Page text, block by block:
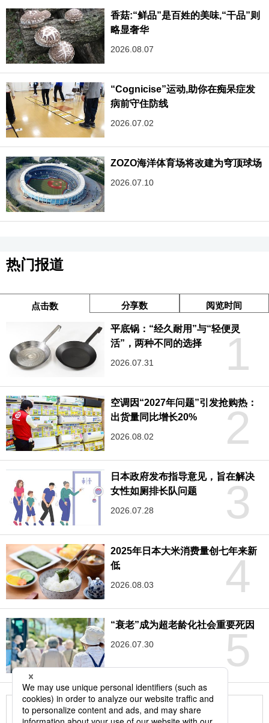
香菇:“鲜品”是百姓的美味,“干品”则
略显奢华
2026.08.07
“Cognicise”运动,助你在痴呆症发
病前守住防线
2026.07.02
ZOZO海洋体育场将改建为穹顶球场
2026.07.10
热门报道
点击数 分享数 阅览时间
1
平底锅：“经久耐用”与“轻便灵
活”，两种不同的选择
2026.07.31
2
空调因“2027年问题”引发抢购热：
出货量同比增长20%
2026.08.02
3
日本政府发布指导意见，旨在解决
女性如厕排长队问题
2026.07.28
4
2025年日本大米消费量创七年来新
低
2026.08.03
5
“衰老”成为超老龄化社会重要死因
2026.07.30
更多